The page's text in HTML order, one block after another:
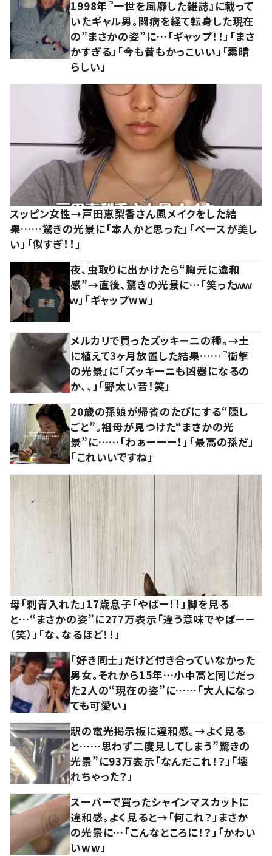
1998年『一世を風靡した雑誌』に載って
いたギャル男。闘病を経て転身した現在
の”まさかの姿”に…「ギャップ！！」「まさ
かすぎる」「今も昔もかっこいい」「素晴
らしい」
スッピン女性→戸田恵梨香さん風メイクをした結
果……驚きの光景に「本人かと思った」「ベースが美し
い」「似すぎ！！」
夜、虫取りに出かけたら“胸元に違和
感”→直後、驚きの光景に…「笑ったｗｗ
ｗ」「ギャップww」
メルカリで買ったズッキーニの種。→土
に植えて3ヶ月放置した結果……『衝撃
の光景』に「ズッキーニも凶器になるの
か、、」「野太い音！笑」
20歳の孫娘が帰省のたびにする“隠し
ごと”。祖母が見つけた“まさかの光
景”に……「わぁーーー！」「最高の孫だ」
「これいいですね」
母「刺青入れた」17歳息子「やばー！！」脚を見る
と…“まさかの姿”に277万表示「違う意味でやばーー
（笑）」「な、なるほど！！」
「好き同士」だけど付き合っていなかった
男女。それから15年…小中高と同じだっ
た2人の“現在の姿”に……「大人になっ
ても可愛い」
駅の電光掲示板に違和感。→よく見る
と……思わず二度見してしまう”驚きの
光景”に93万表示「なんだこれ！？」「壊
れちゃった？」
スーパーで買ったシャインマスカットに
違和感。よく見ると→「何これ？」まさか
の光景に…「こんなところに！？」「かわい
いww」